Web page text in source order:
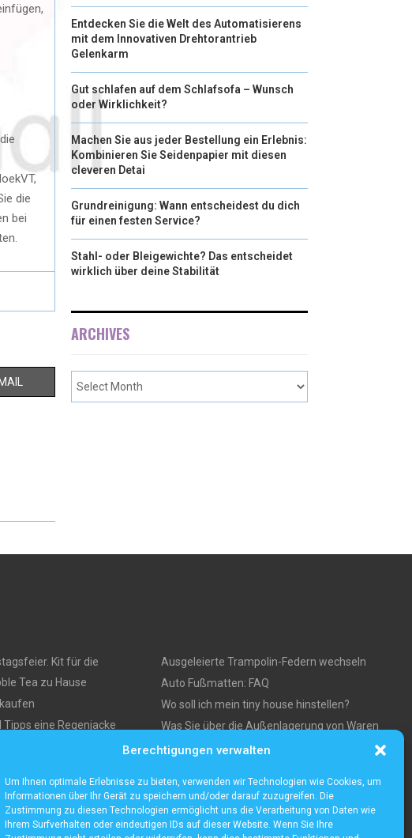
Berechtigungen verwalten
Um Ihnen optimale Erlebnisse zu bieten, verwenden wir Technologien wie Cookies, um
Informationen über Ihr Gerät zu speichern und/oder darauf zuzugreifen. Die
Zustimmung zu diesen Technologien ermöglicht uns die Verarbeitung von Daten wie
Ihrem Surfverhalten oder eindeutigen IDs auf dieser Website. Wenn Sie Ihre
die
bei
Entdecken Sie die Welt des Automatisierens
mit dem Innovativen Drehtorantrieb
Gelenkarm
Gut schlafen auf dem Schlafsofa – Wunsch
oder Wirklichkeit?
Machen Sie aus jeder Bestellung ein Erlebnis:
Kombinieren Sie Seidenpapier mit diesen
cleveren Detai
Grundreinigung: Wann entscheidest du dich
für einen festen Service?
Stahl- oder Bleigewichte? Das entscheidet
wirklich über deine Stabilität
ARCHIVES
Kit für die
Tea zu Hause
eine Regenjacke
Tiny Houses
Ausgeleierte Trampolin-Federn wechseln
Auto Fußmatten: FAQ
Wo soll ich mein tiny house hinstellen?
Was Sie über die Außenlagerung von Waren
und Produkten wissen müssen